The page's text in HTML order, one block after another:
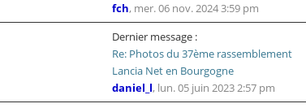
fch, mer. 06 nov. 2024 3:59 pm
Dernier message :
Re: Photos du 37ème rassemblement
Lancia Net en Bourgogne
daniel_l, lun. 05 juin 2023 2:57 pm